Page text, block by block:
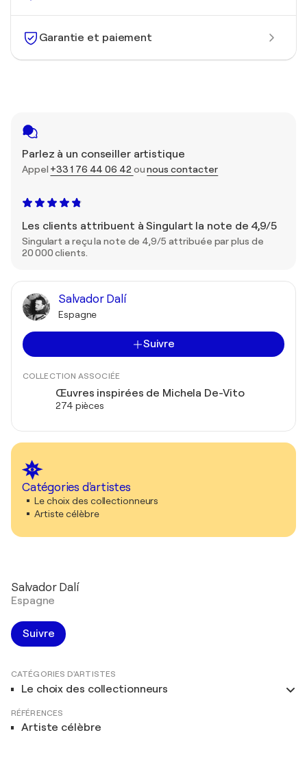
Garantie et paiement
Parlez à un conseiller artistique
Appel +33 1 76 44 06 42 ounous contacter
Les clients attribuent à Singulart la note de 4,9/5
Singulart a reçu la note de 4,9/5 attribuée par plus de
20 000 clients.
Salvador Dalí
Espagne
Suivre
COLLECTION ASSOCIÉE
Œuvres inspirées de Michela De-Vito
274 pièces
Catégories d'artistes
Le choix des collectionneurs
Artiste célèbre
Salvador Dalí
Espagne
Suivre
CATÉGORIES D'ARTISTES
Le choix des collectionneurs
RÉFÉRENCES
Artiste célèbre